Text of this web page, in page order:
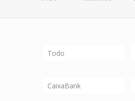
Todo
CaixaBank